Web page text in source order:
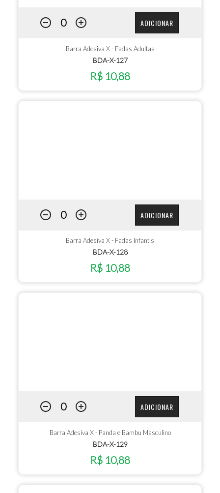
ADICIONAR
Barra Adesiva X - Fadas Adultas
BDA-X-127
R$ 10,88
ADICIONAR
Barra Adesiva X - Fadas Infantis
BDA-X-128
R$ 10,88
ADICIONAR
Barra Adesiva X - Panda e Bambu Masculino
BDA-X-129
R$ 10,88